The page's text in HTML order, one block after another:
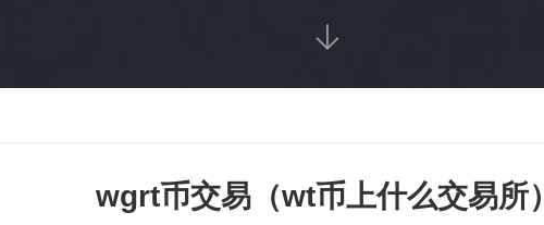

wgrt币交易（wt币上什么交易所）